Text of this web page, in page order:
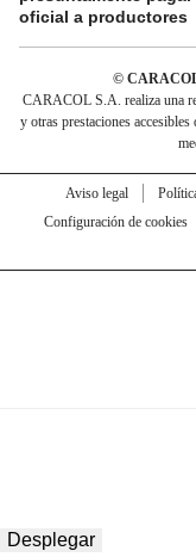
oficial a productores
© CARACOL
CARACOL S.A. realiza una
y otras prestaciones
Aviso legal
Configuración de cookies
Desplegar